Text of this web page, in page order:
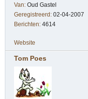
Van: Oud Gastel
Geregistreerd: 02-04-2007
Berichten: 4614
Website
Tom Poes